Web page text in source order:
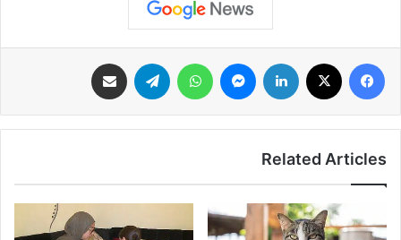
فيسبوك لينكدإن ماسنجر واتساب تيلقرام
Related Articles